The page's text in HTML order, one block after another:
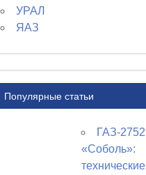
УРАЛ
ЯАЗ
Популярные статьи
ГАЗ-2752
«Соболь»:
технические